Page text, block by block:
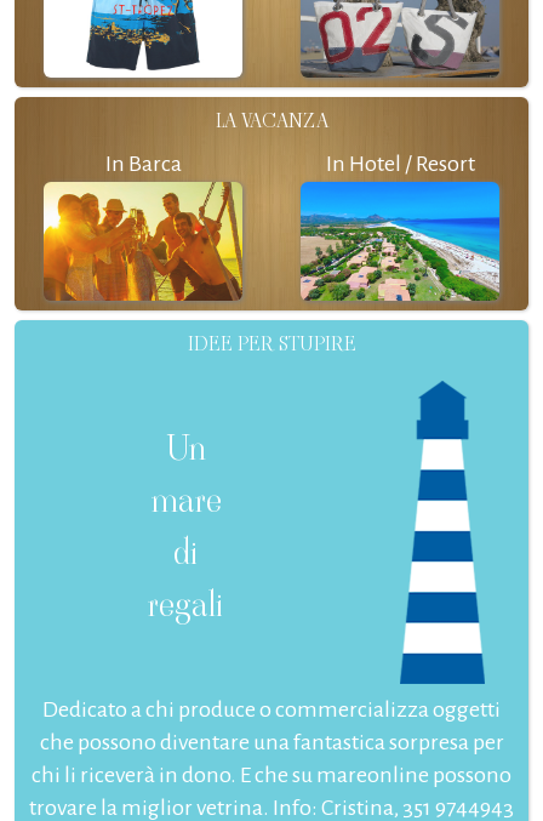
LA VACANZA
In Barca In Hotel / Resort
IDEE PER STUPIRE
Un
mare
di
regali
Dedicato a chi produce o commercializza oggetti
che possono diventare una fantastica sorpresa per
chi li riceverà in dono. E che su mareonline possono
trovare la miglior vetrina. Info: Cristina, 351 9744943